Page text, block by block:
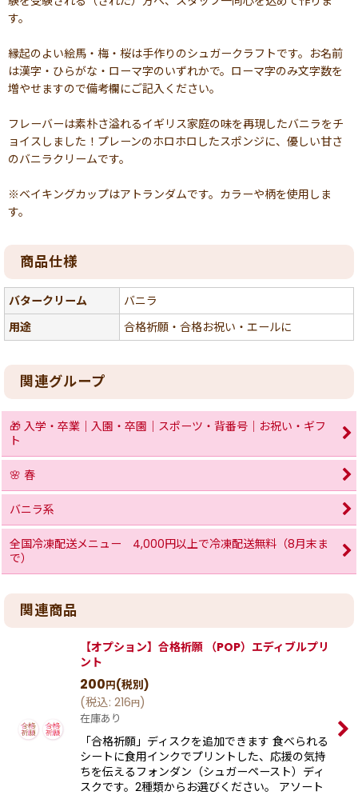
す。
縁起のよい絵馬・梅・桜は手作りのシュガークラフトです。お名前
は漢字・ひらがな・ローマ字のいずれかで。ローマ字のみ文字数を
増やせますので備考欄にご記入ください。
フレーバーは素朴さ溢れるイギリス家庭の味を再現したバニラをチ
ョイスしました！プレーンのホロホロしたスポンジに、優しい⽢さ
のバニラクリームです。
※ベイキングカップはアトランダムです。カラーや柄を使用しま
す。
商品仕様
バタークリーム
バニラ
用途
合格祈願・合格お祝い・エールに
関連グループ
🎁 入学・卒業｜入園・卒園｜スポーツ・背番号｜お祝い・ギフ
ト
🌸 春
バニラ系
全国冷凍配送メニュー 4,000円以上で冷凍配送無料（8月末ま
で）
関連商品
【オプション】合格祈願 （POP）エディブルプリ
ント
200円(税別)
(税込: 216円)
在庫あり
「合格祈願」ディスクを追加できます 食べられる
シートに食用インクでプリントした、応援の気持
ちを伝えるフォンダン（シュガーペースト）ディ
スクです。2種類からお選びください。 アソート